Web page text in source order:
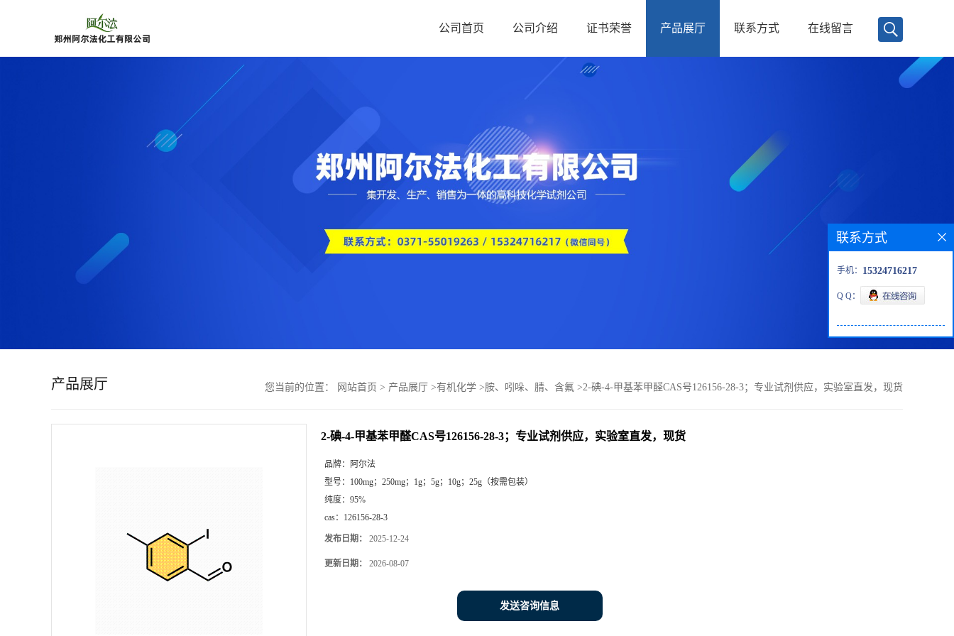
公司首页 公司介绍 证书荣誉 产品展厅 联系方式 在线留言
产品展厅 您当前的位置： 网站首页 > 产品展厅 >有机化学 >胺、吲哚、腈、含氟 >2-碘-4-甲基苯甲醛CAS号126156-28-3；专业试剂供应，实验室直发，现货
2-碘-4-甲基苯甲醛CAS号126156-28-3；专业试剂供应，实验室直发，现货
品牌： 阿尔法
型号： 100mg；250mg；1g；5g；10g；25g（按需包装）
纯度： 95%
cas： 126156-28-3
发布日期： 2025-12-24
更新日期： 2026-08-07
发送咨询信息
联系方式
手机： 15324716217
Q Q：